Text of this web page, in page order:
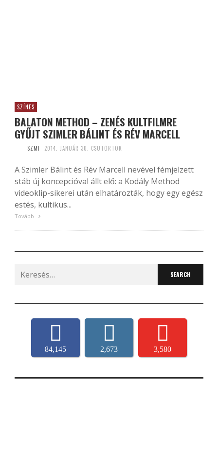
SZÍNES
BALATON METHOD – ZENÉS KULTFILMRE
GYŰJT SZIMLER BÁLINT ÉS RÉV MARCELL
SZMI 2014. JANUÁR 30. CSÜTÖRTÖK
A Szimler Bálint és Rév Marcell nevével fémjelzett
stáb új koncepcióval állt elő: a Kodály Method
videoklip-sikerei után elhatározták, hogy egy egész
estés, kultikus...
Tovább
Search
for:
84,145 2,673 3,580